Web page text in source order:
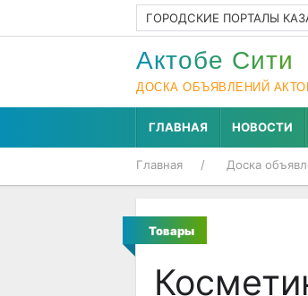
ГОРОДСКИЕ ПОРТАЛЫ
Актобе Cити
ДОСКА ОБЪЯВЛЕНИЙ
ГЛАВНАЯ НОВОСТИ
Главная Доска
Товары